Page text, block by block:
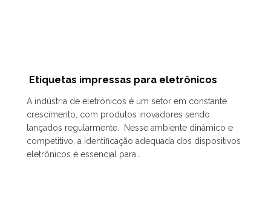
Etiquetas impressas para eletrônicos
A indústria de eletrônicos é um setor em constante
crescimento, com produtos inovadores sendo
lançados regularmente. Nesse ambiente dinâmico e
competitivo, a identificação adequada dos dispositivos
eletrônicos é essencial para…